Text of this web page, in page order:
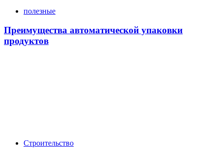
полезные
Преимущества автоматической упаковки
продуктов
Строительство